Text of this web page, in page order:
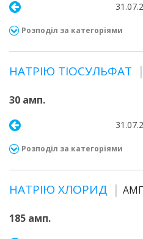
Розподіл за категоріями
НАТРІЮ ТІОСУЛЬФАТ
30 амп.
Розподіл за категоріями
НАТРІЮ ХЛОРИД
185 амп.